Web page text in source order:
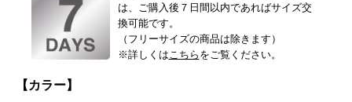
は、ご購入後７日間以内であればサイズ交
換可能です。
（フリーサイズの商品は除きます）
※詳しくは こちら をご覧ください。
【カラー】